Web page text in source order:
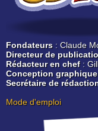
Fondateurs : Claude
Directeur de
Rédacteur en chef:
Conception graphique
Secrétaire de
Mode d'emploi